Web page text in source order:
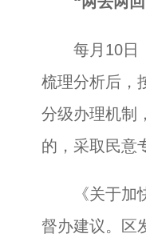
每月10日，
梳理分析后，
分级办理机制
的，采取民意
《关于加快
督办建议。区